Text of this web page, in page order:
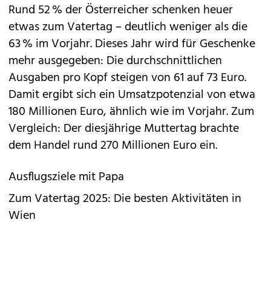
Rund 52 % der Österreicher schenken heuer
etwas zum Vatertag – deutlich weniger als die
63 % im Vorjahr. Dieses Jahr wird für Geschenke
mehr ausgegeben: Die durchschnittlichen
Ausgaben pro Kopf steigen von 61 auf 73 Euro.
Damit ergibt sich ein Umsatzpotenzial von etwa
180 Millionen Euro, ähnlich wie im Vorjahr. Zum
Vergleich: Der diesjährige Muttertag brachte
dem Handel rund 270 Millionen Euro ein.
Ausflugsziele mit Papa
Zum Vatertag 2025: Die besten Aktivitäten in
Wien